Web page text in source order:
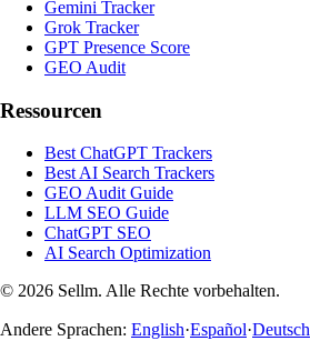
Gemini Tracker
Grok Tracker
GPT Presence Score
GEO Audit
Ressourcen
Best ChatGPT Trackers
Best AI Search Trackers
GEO Audit Guide
LLM SEO Guide
ChatGPT SEO
AI Search Optimization
© 2026 Sellm. Alle Rechte vorbehalten.
Andere Sprachen: English·Español·Deutsch